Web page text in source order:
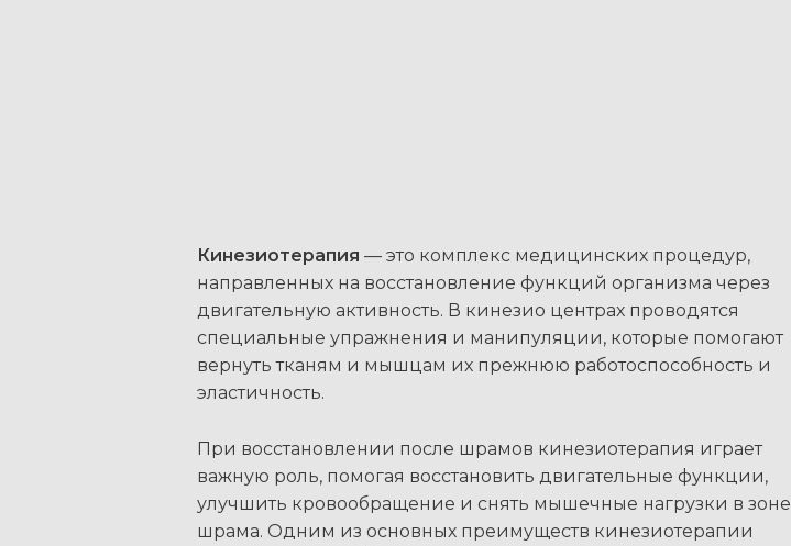
Кинезиотерапия — это комплекс медицинских процедур,
направленных на восстановление функций организма через
двигательную активность. В кинезио центрах проводятся
специальные упражнения и манипуляции, которые помогают
вернуть тканям и мышцам их прежнюю работоспособность и
эластичность.
При восстановлении после шрамов кинезиотерапия играет
важную роль, помогая восстановить двигательные функции,
улучшить кровообращение и снять мышечные нагрузки в зоне
шрама. Одним из основных преимуществ кинезиотерапии